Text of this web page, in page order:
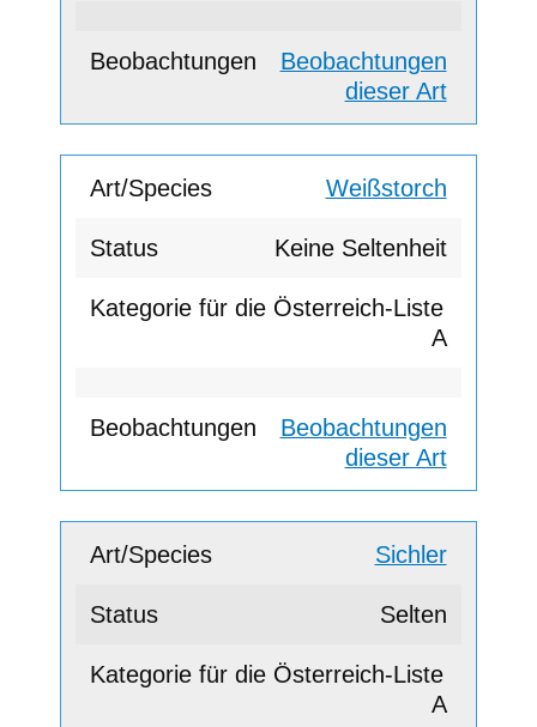
Beobachtungen
dieser Art
Weißstorch
Keine Seltenheit
A
Beobachtungen
dieser Art
Sichler
Selten
A